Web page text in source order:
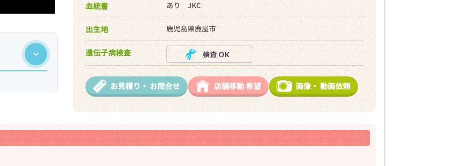
血統書 あり JKC
出生地 鹿児島県鹿屋市
遺伝子病検査
お見積り・ お問合せ 店舗移動希望 画像・ 動画依頼